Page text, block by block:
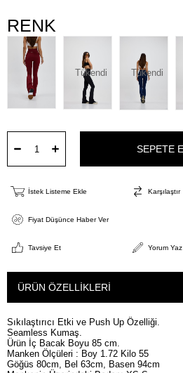
RENK
Tükendi Tükendi
İstek Listeme Ekle Karşılaştır
Fiyat Düşünce Haber Ver
Tavsiye Et Yorum Yaz
ÜRÜN ÖZELLIKLERI
Sıkılaştırıcı Etki ve Push Up Özelliği.
Seamless Kumaş.
Ürün İç Bacak Boyu 85 cm.
Manken Ölçüleri : Boy 1.72 Kilo 55
Göğüs 80cm, Bel 63cm, Basen 94cm